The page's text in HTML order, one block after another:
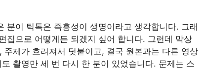
분이 틱톡은 즉흥성이 생명이라고 생각합니다. 그래
집으로 어떻게든 되겠지 싶어 합니다. 그런데 막상
제가 흐려져서 덧붙이고, 결국 원본과는 다른 영상
촬영만 세 번 다시 한 분이 있었습니다. 문제는 스